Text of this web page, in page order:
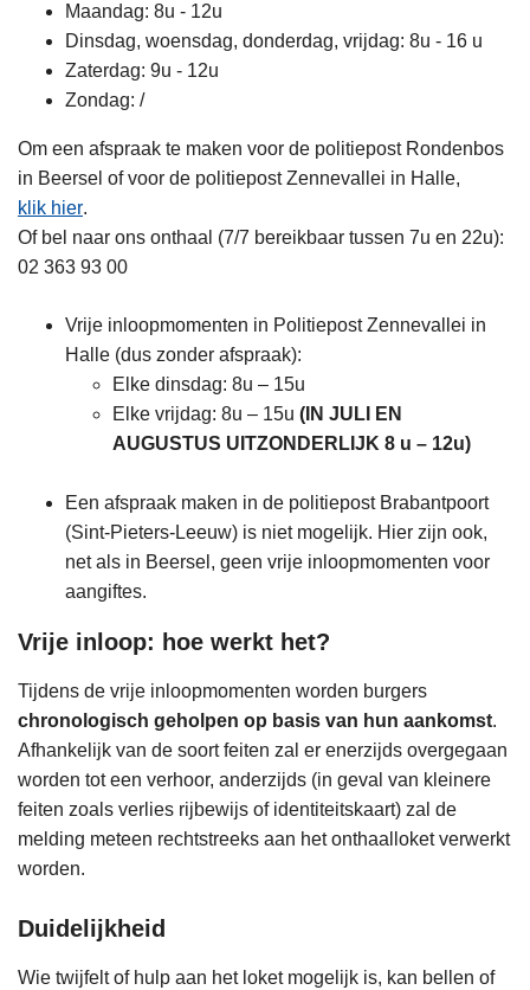
Maandag: 8u - 12u
Dinsdag, woensdag, donderdag, vrijdag: 8u - 16 u
Zaterdag: 9u - 12u
Zondag: /
Om een afspraak te maken voor de politiepost Rondenbos
in Beersel of voor de politiepost Zennevallei in Halle,
klik hier.
Of bel naar ons onthaal (7/7 bereikbaar tussen 7u en 22u):
02 363 93 00
Vrije inloopmomenten in Politiepost Zennevallei in
Halle (dus zonder afspraak):
Elke dinsdag: 8u – 15u
Elke vrijdag: 8u – 15u (IN JULI EN
AUGUSTUS UITZONDERLIJK 8 u – 12u)
Een afspraak maken in de politiepost Brabantpoort
(Sint-Pieters-Leeuw) is niet mogelijk. Hier zijn ook,
net als in Beersel, geen vrije inloopmomenten voor
aangiftes.
Vrije inloop: hoe werkt het?
Tijdens de vrije inloopmomenten worden burgers
chronologisch geholpen op basis van hun aankomst.
Afhankelijk van de soort feiten zal er enerzijds overgegaan
worden tot een verhoor, anderzijds (in geval van kleinere
feiten zoals verlies rijbewijs of identiteitskaart) zal de
melding meteen rechtstreeks aan het onthaalloket verwerkt
worden.
Duidelijkheid
Wie twijfelt of hulp aan het loket mogelijk is, kan bellen of